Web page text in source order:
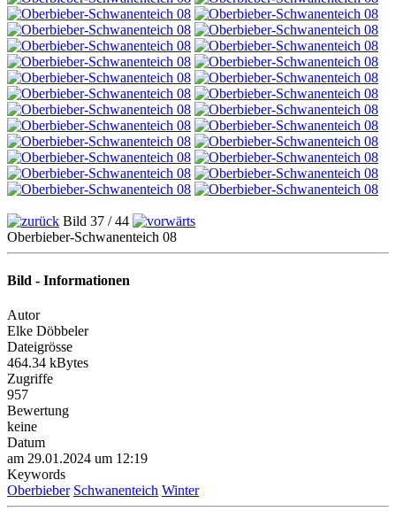
Bild 37 / 44
Oberbieber-Schwanenteich 08
Bild - Informationen
Autor
Elke Döbbeler
Dateigrösse
464.34 kBytes
Zugriffe
957
Bewertung
keine
Datum
am 29.01.2024 um 12:19
Keywords
Oberbieber Schwanenteich Winter